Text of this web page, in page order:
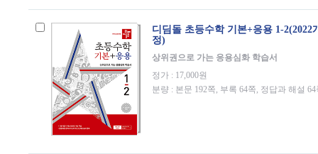
디딤돌 초등수학 기본+응용 1-2(2022
정)
상위권으로 가는 응용심화 학습서
정가 : 17,000원
분량 : 본문 192쪽, 부록 64쪽, 정답과 해설 64